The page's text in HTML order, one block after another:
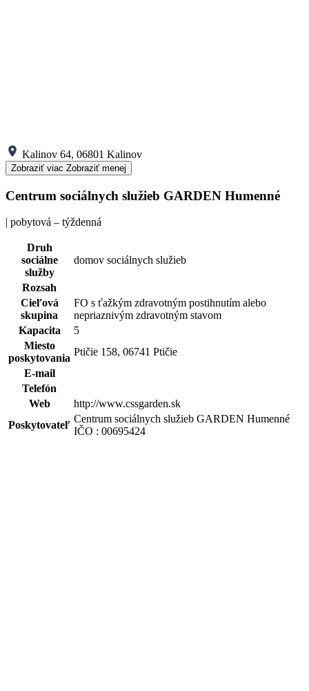
Kalinov 64, 06801 Kalinov
Zobraziť viac Zobraziť menej
Centrum sociálnych služieb GARDEN Humenné
| pobytová – týždenná
Druh
sociálne
služby
domov sociálnych služieb
Rozsah
Cieľová
skupina
FO s ťažkým zdravotným postihnutím alebo
nepriaznivým zdravotným stavom
Kapacita
5
Miesto
poskytovania
Ptičie 158, 06741 Ptičie
E-mail
Telefón
Web
http://www.cssgarden.sk
Poskytovateľ
Centrum sociálnych služieb GARDEN Humenné
IČO : 00695424